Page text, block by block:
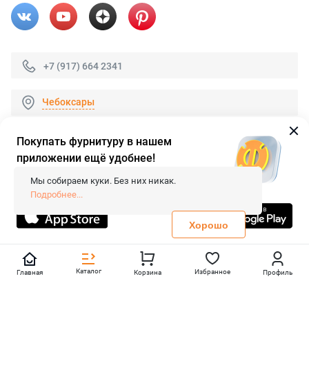
+7 (917) 664 2341
Чебоксары
© 2026 «FieraShop.ru»
Сопровождение сайта
- Вебформат.
Все права защищены.
Не является публичной офертой
Политика конфиденциальности
Главная Каталог Корзина Избранное Профиль
Покупать фурнитуру в нашем
приложении ещё удобнее!
Мы собираем куки. Без них никак.
Подробнее...
Хорошо